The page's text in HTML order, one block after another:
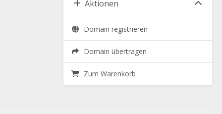
Aktionen
Domain registrieren
Domain übertragen
Zum Warenkorb